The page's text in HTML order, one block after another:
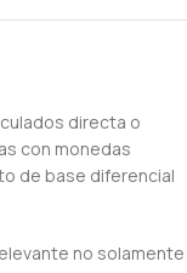
directa o
con monedas
de base diferencial
no solamente